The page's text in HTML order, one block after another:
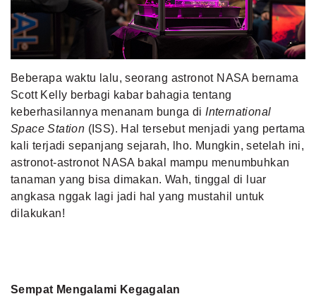
MLDPOINTS
Beberapa waktu lalu, seorang astronot NASA bernama
Scott Kelly berbagi kabar bahagia tentang
keberhasilannya menanam bunga di International
Space Station (ISS). Hal tersebut menjadi yang pertama
kali terjadi sepanjang sejarah, lho. Mungkin, setelah ini,
astronot-astronot NASA bakal mampu menumbuhkan
tanaman yang bisa dimakan. Wah, tinggal di luar
angkasa nggak lagi jadi hal yang mustahil untuk
dilakukan!
Sempat Mengalami Kegagalan